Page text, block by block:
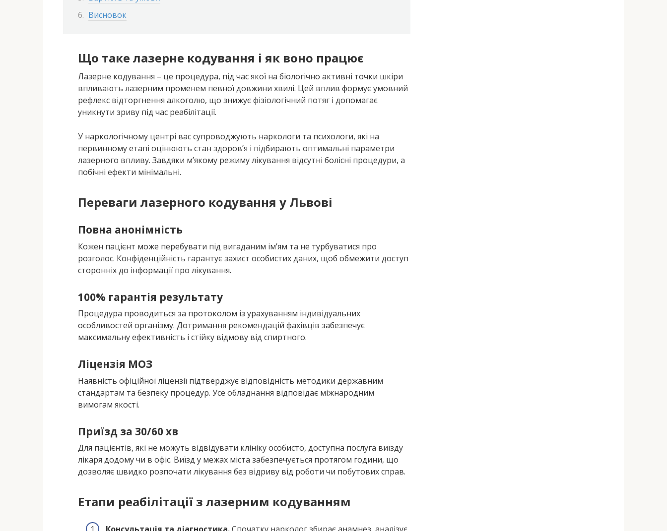
Висновок
Що таке лазерне кодування і як воно працює
Лазерне кодування – це процедура, під час якої на біологічно активні точки шкіри
впливають лазерним променем певної довжини хвилі. Цей вплив формує умовний
рефлекс відторгнення алкоголю, що знижує фізіологічний потяг і допомагає
уникнути зриву під час реабілітації.
У наркологічному центрі вас супроводжують наркологи та психологи, які на
первинному етапі оцінюють стан здоров’я і підбирають оптимальні параметри
лазерного впливу. Завдяки м’якому режиму лікування відсутні болісні процедури, а
побічні ефекти мінімальні.
Переваги лазерного кодування у Львові
Повна анонімність
Кожен пацієнт може перебувати під вигаданим ім’ям та не турбуватися про
розголос. Конфіденційність гарантує захист особистих даних, щоб обмежити доступ
сторонніх до інформації про лікування.
100% гарантія результату
Процедура проводиться за протоколом із урахуванням індивідуальних
особливостей організму. Дотримання рекомендацій фахівців забезпечує
максимальну ефективність і стійку відмову від спиртного.
Ліцензія МОЗ
Наявність офіційної ліцензії підтверджує відповідність методики державним
стандартам та безпеку процедур. Усе обладнання відповідає міжнародним
вимогам якості.
Приїзд за 30/60 хв
Для пацієнтів, які не можуть відвідувати клініку особисто, доступна послуга виїзду
лікаря додому чи в офіс. Виїзд у межах міста забезпечується протягом години, що
дозволяє швидко розпочати лікування без відриву від роботи чи побутових справ.
Етапи реабілітації з лазерним кодуванням
Консультація та діагностика.Спочатку нарколог збирає анамнез, аналізує